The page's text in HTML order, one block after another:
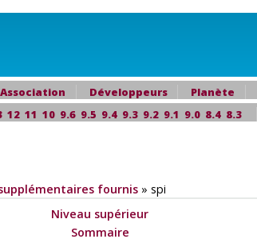
Association Développeurs Planète
12 11 10 9.6 9.5 9.4 9.3 9.2 9.1 9.0 8.4 8.3
fournis » spi
Niveau supérieur
Sommaire